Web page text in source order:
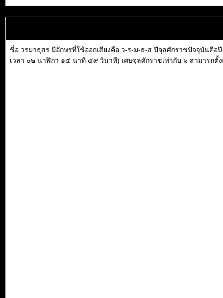
ชื่อ วรมาธุสร มีอักษรที่ใช้ออกเสียงคือ ว-ร-ม-ธ-ส ปีจุลศักราชปัจจุบัน
เวลา ๐๒ นาฬิกา ๑๔ นาที ๕๙ วินาที) เศษจุลศักราชเท่ากับ ๖ สามารถตั้